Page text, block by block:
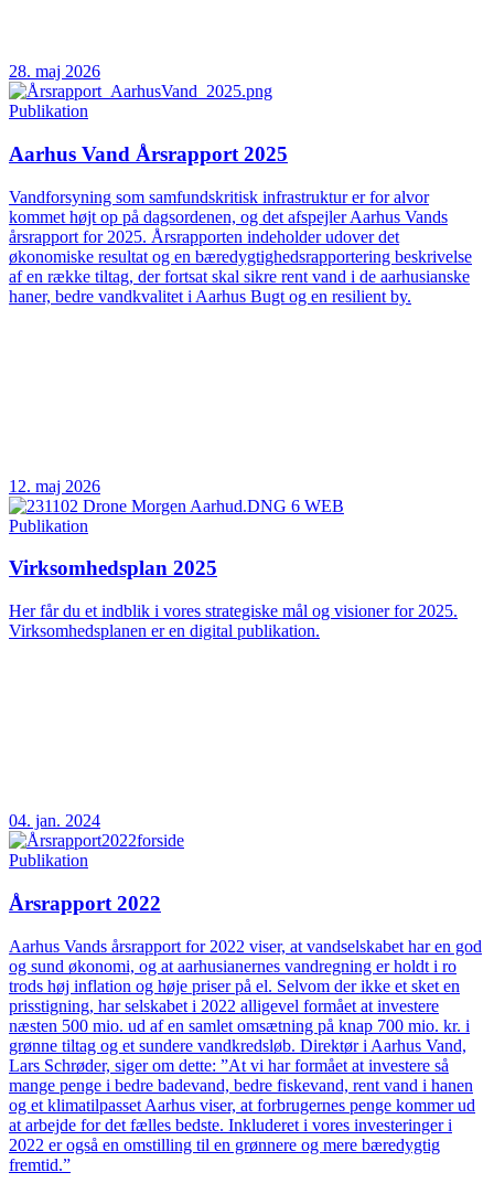
28. maj 2026
Publikation
Aarhus Vand Årsrapport 2025
Vandforsyning som samfundskritisk infrastruktur er for alvor
kommet højt op på dagsordenen, og det afspejler Aarhus Vands
årsrapport for 2025. Årsrapporten indeholder udover det
økonomiske resultat og en bæredygtighedsrapportering beskrivelse
af en række tiltag, der fortsat skal sikre rent vand i de aarhusianske
haner, bedre vandkvalitet i Aarhus Bugt og en resilient by.
12. maj 2026
Publikation
Virksomhedsplan 2025
Her får du et indblik i vores strategiske mål og visioner for 2025.
Virksomhedsplanen er en digital publikation.
04. jan. 2024
Publikation
Årsrapport 2022
Aarhus Vands årsrapport for 2022 viser, at vandselskabet har en god
og sund økonomi, og at aarhusianernes vandregning er holdt i ro
trods høj inflation og høje priser på el. Selvom der ikke et sket en
prisstigning, har selskabet i 2022 alligevel formået at investere
næsten 500 mio. ud af en samlet omsætning på knap 700 mio. kr. i
grønne tiltag og et sundere vandkredsløb. Direktør i Aarhus Vand,
Lars Schrøder, siger om dette: ”At vi har formået at investere så
mange penge i bedre badevand, bedre fiskevand, rent vand i hanen
og et klimatilpasset Aarhus viser, at forbrugernes penge kommer ud
at arbejde for det fælles bedste. Inkluderet i vores investeringer i
2022 er også en omstilling til en grønnere og mere bæredygtig
fremtid.”